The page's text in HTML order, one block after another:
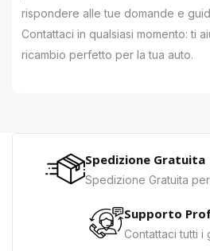
rispondere alle tue domande e
Contattaci in qualsiasi momento: ti
ricambio perfetto per la tua auto.
Spedizione Gratuita
Spedizione Gratuita
Supporto
Contattaci tutti i